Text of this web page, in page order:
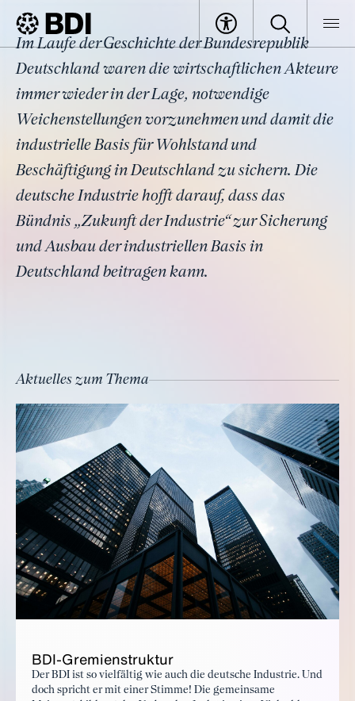
BDI Themen
Thema
Bündnis Zukunft der Industrie
Im Laufe der Geschichte der Bundesrepublik
Deutschland waren die wirtschaftlichen Akteure
immer wieder in der Lage, notwendige
Weichenstellungen vorzunehmen und damit die
industrielle Basis für Wohlstand und
Beschäftigung in Deutschland zu sichern. Die
deutsche Industrie hofft darauf, dass das
Bündnis „Zukunft der Industrie“ zur Sicherung
und Ausbau der industriellen Basis in
Deutschland beitragen kann.
Aktuelles zum Thema
BDI-Gre­mi­en­struk­tur
Der BDI ist so vielfältig wie auch die deutsche Industrie. Und
doch spricht er mit einer Stimme! Die gemeinsame